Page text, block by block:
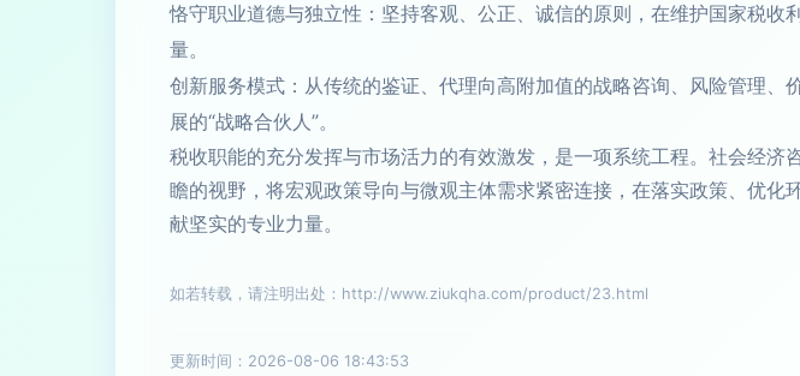
恪守职业道德与独立性：坚持客观、公正、诚信的原则，在维护国家税
量。
创新服务模式：从传统的鉴证、代理向高附加值的战略咨询、风险管理
展的“战略合伙人”。
税收职能的充分发挥与市场活力的有效激发，是一项系统工程。社会经
瞻的视野，将宏观政策导向与微观主体需求紧密连接，在落实政策、优
献坚实的专业力量。
如若转载，请注明出处：http://www.ziukqha.com/product/23.html
更新时间：2026-08-06 18:43:53